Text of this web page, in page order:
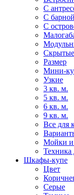
С
С
С
Размер
Мини-
Узкие
3 кв. м.
5 кв. м.
6 кв. м.
9 кв. м.
Все для
Мойки и
Техника
Шкафы-купе
Цвет
Серые